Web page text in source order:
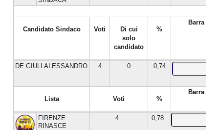
Candidato Sindaco Voti
Di cui
solo
candidato
%
Barra %
DE GIULI ALESSANDRO 4 0 0,74
Lista Voti %
Barra %
FIRENZE
RINASCE
4 0,78